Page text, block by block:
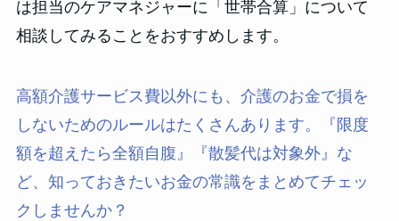
は担当のケアマネジャーに「世帯合算」について
相談してみることをおすすめします。
高額介護サービス費以外にも、介護のお金で損を
しないためのルールはたくさんあります。『限度
額を超えたら全額自腹』『散髪代は対象外』な
ど、知っておきたいお金の常識をまとめてチェッ
クしませんか？